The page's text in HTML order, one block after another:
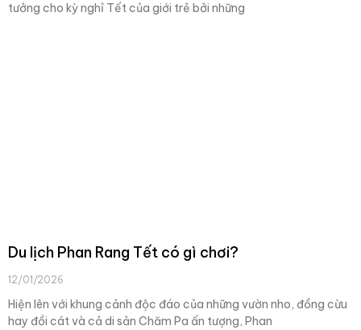
tưởng cho kỳ nghỉ Tết của giới trẻ bởi những
Du lịch Phan Rang Tết có gì chơi?
12/01/2026
Hiện lên với khung cảnh độc đáo của những vườn nho, đồng cừu
hay đồi cát và cả di sản Chăm Pa ấn tượng, Phan